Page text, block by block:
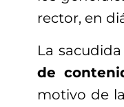
rector, en
La
de
motivo de